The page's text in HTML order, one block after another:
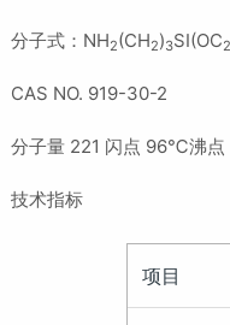
分子式：NH2(CH2)3SI(OC2
CAS NO. 919-30-2
分子量 221 闪点 96℃沸
技术指标
项目